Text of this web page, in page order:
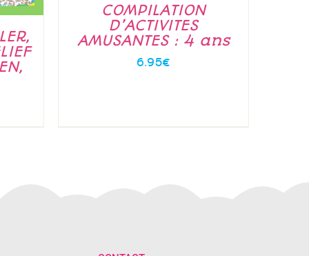
COMPILATION
D’ACTIVITES
AMUSANTES : 4 ans
6.95€